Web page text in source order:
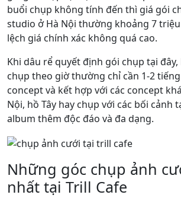
buổi chụp không tính đến thì giá gói
studio ở Hà Nội thường khoảng 7
lệch giá chính xác không quá cao.
Khi dâu rể quyết định gói chụp tại
chụp theo giờ thường chỉ cần 1-2
concept và kết hợp với các concept
Nội, hồ Tây hay chụp với các bối cảnh
album thêm độc đáo và đa dạng.
Những góc chụp ảnh
nhất tại Trill Cafe